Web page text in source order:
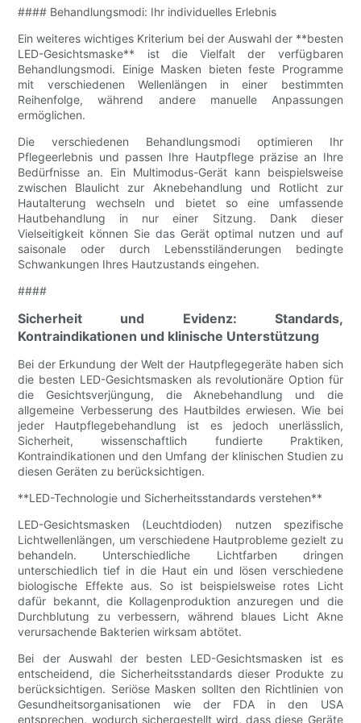
#### Behandlungsmodi: Ihr individuelles Erlebnis
Ein weiteres wichtiges Kriterium bei der Auswahl der **besten
LED-Gesichtsmaske** ist die Vielfalt der verfügbaren
Behandlungsmodi. Einige Masken bieten feste Programme
mit verschiedenen Wellenlängen in einer bestimmten
Reihenfolge, während andere manuelle Anpassungen
ermöglichen.
Die verschiedenen Behandlungsmodi optimieren Ihr
Pflegeerlebnis und passen Ihre Hautpflege präzise an Ihre
Bedürfnisse an. Ein Multimodus-Gerät kann beispielsweise
zwischen Blaulicht zur Aknebehandlung und Rotlicht zur
Hautalterung wechseln und bietet so eine umfassende
Hautbehandlung in nur einer Sitzung. Dank dieser
Vielseitigkeit können Sie das Gerät optimal nutzen und auf
saisonale oder durch Lebensstiländerungen bedingte
Schwankungen Ihres Hautzustands eingehen.
####
Sicherheit und Evidenz: Standards,
Kontraindikationen und klinische Unterstützung
Bei der Erkundung der Welt der Hautpflegegeräte haben sich
die besten LED-Gesichtsmasken als revolutionäre Option für
die Gesichtsverjüngung, die Aknebehandlung und die
allgemeine Verbesserung des Hautbildes erwiesen. Wie bei
jeder Hautpflegebehandlung ist es jedoch unerlässlich,
Sicherheit, wissenschaftlich fundierte Praktiken,
Kontraindikationen und den Umfang der klinischen Studien zu
diesen Geräten zu berücksichtigen.
**LED-Technologie und Sicherheitsstandards verstehen**
LED-Gesichtsmasken (Leuchtdioden) nutzen spezifische
Lichtwellenlängen, um verschiedene Hautprobleme gezielt zu
behandeln. Unterschiedliche Lichtfarben dringen
unterschiedlich tief in die Haut ein und lösen verschiedene
biologische Effekte aus. So ist beispielsweise rotes Licht
dafür bekannt, die Kollagenproduktion anzuregen und die
Durchblutung zu verbessern, während blaues Licht Akne
verursachende Bakterien wirksam abtötet.
Bei der Auswahl der besten LED-Gesichtsmasken ist es
entscheidend, die Sicherheitsstandards dieser Produkte zu
berücksichtigen. Seriöse Masken sollten den Richtlinien von
Gesundheitsorganisationen wie der FDA in den USA
entsprechen, wodurch sichergestellt wird, dass diese Geräte